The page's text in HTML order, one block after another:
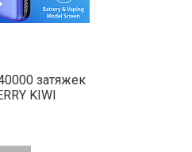
затяжек
KIWI